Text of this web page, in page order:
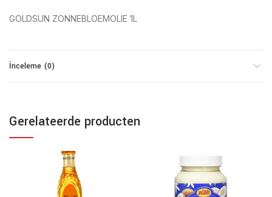
GOLDSUN ZONNEBLOEMOLIE 1L
İnceleme (0)
Gerelateerde producten